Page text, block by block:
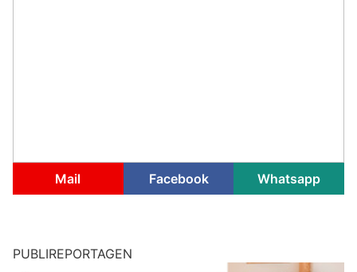
Mail Facebook Whatsapp
PUBLIREPORTAGEN